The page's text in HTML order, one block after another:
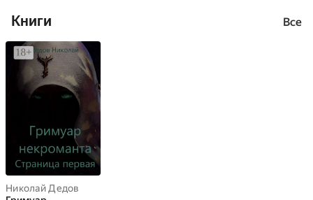
Книги Все
Николай Дедов